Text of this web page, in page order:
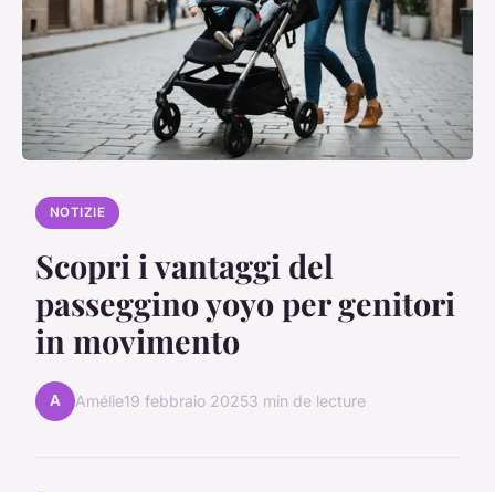
NOTIZIE
Scopri i vantaggi del
passeggino yoyo per genitori
in movimento
A Amélie19 febbraio 20253 min de lecture